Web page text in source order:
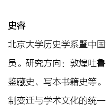
史睿
北京大学历史学系暨中
员。研究方向：敦煌吐
鉴藏史、写本书籍史等
制变迁与学术文化的统